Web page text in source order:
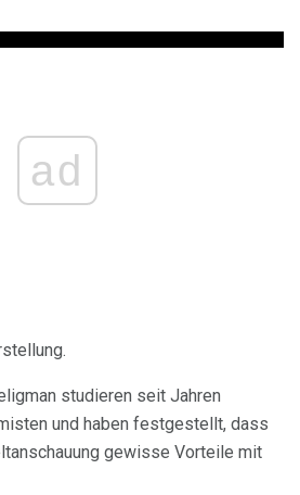
ad
studieren seit Jahren
und haben festgestellt, dass
gewisse Vorteile mit